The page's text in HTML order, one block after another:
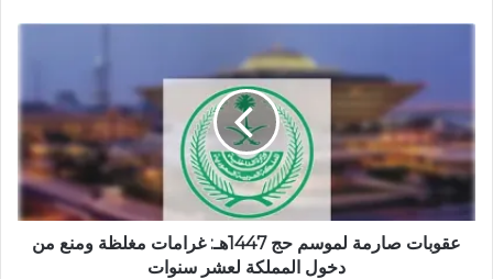
عقوبات صارمة لموسم حج 1447هـ: غرامات مغلظة ومنع من
دخول المملكة لعشر سنوات